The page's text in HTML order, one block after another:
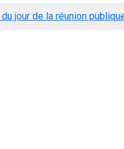
jour de la réunion